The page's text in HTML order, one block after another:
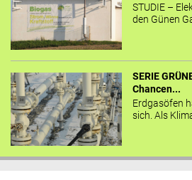
STUDIE –
den Günen
SERIE
Chancen...
Erdgasöfen
sich. Als